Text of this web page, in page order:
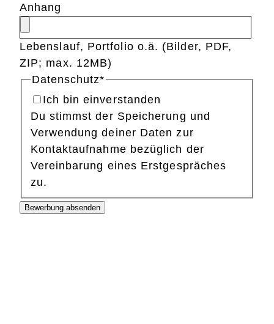
Anhang
Lebenslauf, Portfolio o.ä. (Bilder, PDF,
ZIP; max. 12MB)
Datenschutz*
Ich bin einverstanden
Du stimmst der Speicherung und
Verwendung deiner Daten zur
Kontaktaufnahme bezüglich der
Vereinbarung eines Erstgespräches
zu.
Bewerbung absenden